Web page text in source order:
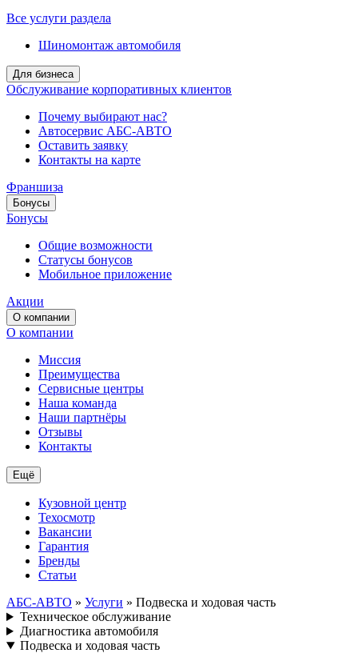
Все услуги раздела
Шиномонтаж автомобиля
Для бизнеса
Обслуживание корпоративных клиентов
Почему выбирают нас?
Автосервис АБС-АВТО
Оставить заявку
Контакты на карте
Франшиза
Бонусы
Бонусы
Общие возможности
Статусы бонусов
Мобильное приложение
Акции
О компании
О компании
Миссия
Преимущества
Сервисные центры
Наша команда
Наши партнёры
Отзывы
Контакты
Ещё
Кузовной центр
Техосмотр
Вакансии
Гарантия
Бренды
Статьи
АБС-АВТО » Услуги » Подвеска и ходовая часть
Техническое обслуживание
Диагностика автомобиля
Подвеска и ходовая часть